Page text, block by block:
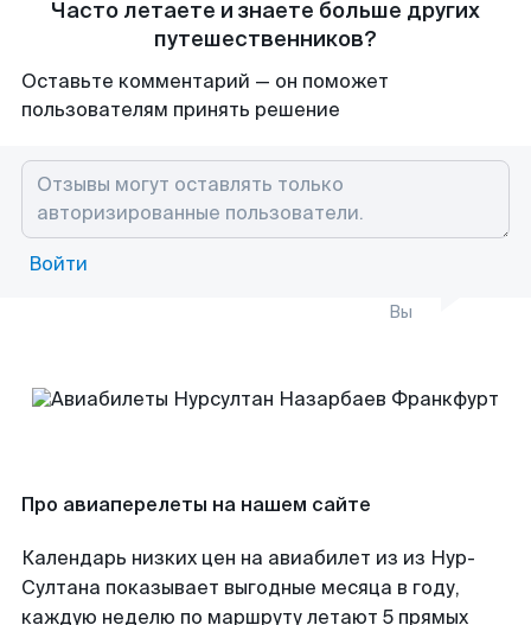
Часто летаете и знаете больше других
путешественников?
Оставьте комментарий — он поможет
пользователям принять решение
Войти
Вы
Про авиаперелеты на нашем сайте
Календарь низких цен на авиабилет из из Нур-
Султана показывает выгодные месяца в году,
каждую неделю по маршруту летают 5 прямых